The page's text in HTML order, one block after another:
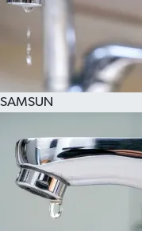
SAMSUN